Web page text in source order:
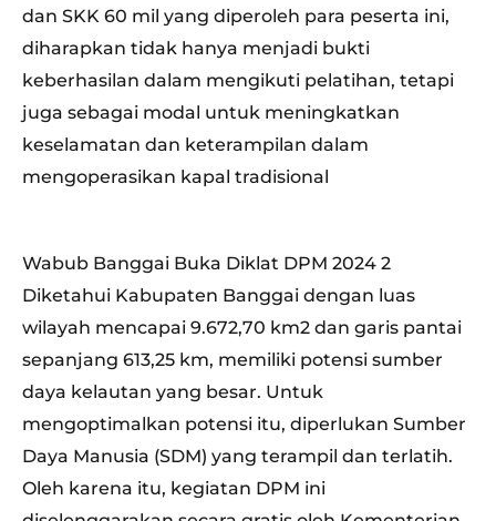
dan SKK 60 mil yang diperoleh para peserta ini,
diharapkan tidak hanya menjadi bukti
keberhasilan dalam mengikuti pelatihan, tetapi
juga sebagai modal untuk meningkatkan
keselamatan dan keterampilan dalam
mengoperasikan kapal tradisional
Wabub Banggai Buka Diklat DPM 2024 2
Diketahui Kabupaten Banggai dengan luas
wilayah mencapai 9.672,70 km2 dan garis pantai
sepanjang 613,25 km, memiliki potensi sumber
daya kelautan yang besar. Untuk
mengoptimalkan potensi itu, diperlukan Sumber
Daya Manusia (SDM) yang terampil dan terlatih.
Oleh karena itu, kegiatan DPM ini